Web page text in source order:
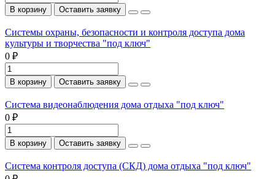
В корзину Оставить заявку
Системы охраны, безопасности и контроля доступа дома
культуры и творчества "под ключ"
0 ₽
В корзину Оставить заявку
Система видеонаблюдения дома отдыха "под ключ"
0 ₽
В корзину Оставить заявку
Система контроля доступа (СКД) дома отдыха "под ключ"